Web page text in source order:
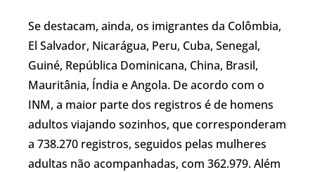
Se destacam, ainda, os imigrantes da Colômbia,
El Salvador, Nicarágua, Peru, Cuba, Senegal,
Guiné, República Dominicana, China, Brasil,
Mauritânia, Índia e Angola. De acordo com o
INM, a maior parte dos registros é de homens
adultos viajando sozinhos, que corresponderam
a 738.270 registros, seguidos pelas mulheres
adultas não acompanhadas, com 362.979. Além